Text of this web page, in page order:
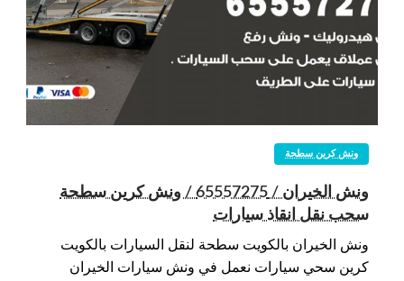
ونش كرين سطحة
ونش الخيران / 65557275 / ونش كرين سطحة
سحب نقل انقاذ سيارات
ونش الخيران بالكويت سطحة لنقل السيارات بالكويت
كرين سحي سيارات نعمل في ونش سيارات الخيران